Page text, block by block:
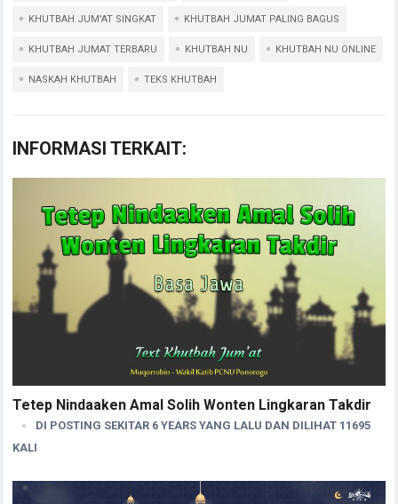
KHUTBAH JUM'AT SINGKAT KHUTBAH JUMAT PALING BAGUS
KHUTBAH JUMAT TERBARU KHUTBAH NU KHUTBAH NU ONLINE
NASKAH KHUTBAH TEKS KHUTBAH
INFORMASI TERKAIT:
Tetep Nindaaken Amal Solih Wonten Lingkaran Takdir
DI POSTING SEKITAR 6 YEARS YANG LALU DAN DILIHAT 11695
KALI